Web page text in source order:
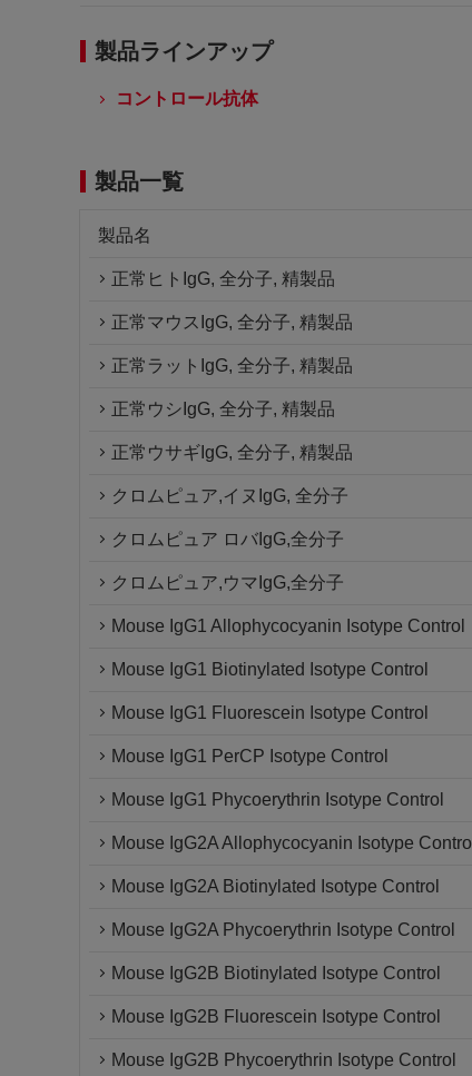
製品ラインアップ
コントロール抗体
製品一覧
製品名
正常ヒトIgG, 全分子, 精製品
正常マウスIgG, 全分子, 精製品
正常ラットIgG, 全分子, 精製品
正常ウシIgG, 全分子, 精製品
正常ウサギIgG, 全分子, 精製品
クロムピュア,イヌIgG, 全分子
クロムピュア ロバIgG,全分子
クロムピュア,ウマIgG,全分子
Mouse IgG1 Allophycocyanin Isotype Control
Mouse IgG1 Biotinylated Isotype Control
Mouse IgG1 Fluorescein Isotype Control
Mouse IgG1 PerCP Isotype Control
Mouse IgG1 Phycoerythrin Isotype Control
Mouse IgG2A Allophycocyanin Isotype Control
Mouse IgG2A Biotinylated Isotype Control
Mouse IgG2A Phycoerythrin Isotype Control
Mouse IgG2B Biotinylated Isotype Control
Mouse IgG2B Fluorescein Isotype Control
Mouse IgG2B Phycoerythrin Isotype Control